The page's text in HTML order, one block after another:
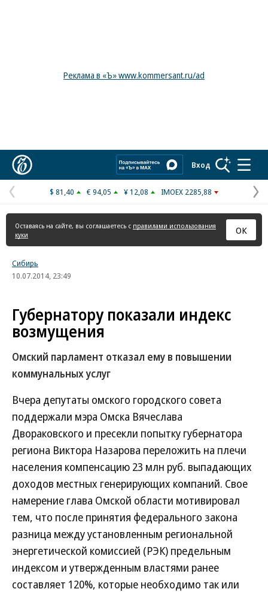
Реклама в «Ъ» www.kommersant.ru/ad
Вход
Предыдущая
страница
$ 81,40 € 94,05 ¥ 12,08 IMOEX 2285,88
Оставаясь на сайте, вы соглашаетесь с правилами использования
куки
ОК
Сибирь
10.07.2014, 23:49
Губернатору показали индекс
возмущения
Омский парламент отказал ему в повышении
коммунальных услуг
Вчера депутаты омского городского совета
поддержали мэра Омска Вячеслава
Двораковского и пресекли попытку губернатора
региона Виктора Назарова переложить на плечи
населения компенсацию 23 млн руб. выпадающих
доходов местных генерирующих компаний. Свое
намерение глава Омской области мотивировал
тем, что после принятия федерального закона
разница между установленным региональной
энергетической комиссией (РЭК) предельным
индексом и утвержденным властями ранее
составляет 120%, которые необходимо так или